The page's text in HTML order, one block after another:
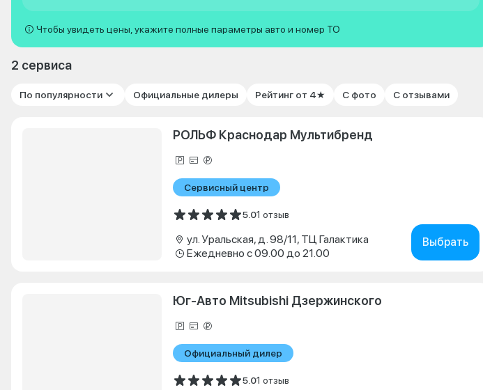
Чтобы увидеть цены, укажите полные параметры авто и номер ТО
2 сервиса
По популярности Официальные дилеры Рейтинг от 4★ С фото С отзывами
РОЛЬФ Краснодар Мультибренд
Сервисный центр
5.01 отзыв
ул. Уральская, д. 98/11, ТЦ Галактика
Ежедневно с 09.00 до 21.00
Выбрать
Юг-Авто Mitsubishi Дзержинского
Официальный дилер
5.01 отзыв